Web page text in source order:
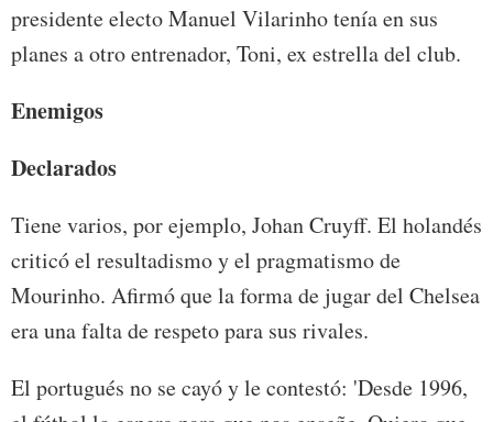
presidente electo Manuel Vilarinho tenía en sus
planes a otro entrenador, Toni, ex estrella del club.
Enemigos
Declarados
Tiene varios, por ejemplo, Johan Cruyff. El holandés
criticó el resultadismo y el pragmatismo de
Mourinho. Afirmó que la forma de jugar del Chelsea
era una falta de respeto para sus rivales.
El portugués no se cayó y le contestó: 'Desde 1996,